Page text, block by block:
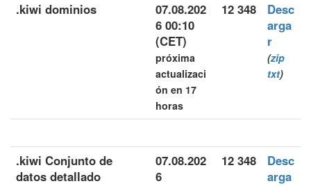
.kiwi dominios
07.08.202
6 00:10
(CET)
próxima
actualizaci
ón en 17
horas
12 348
Desc
arga
r
(zip
txt)
.kiwi Conjunto de
datos detallado
07.08.202
6
12 348
Desc
arga